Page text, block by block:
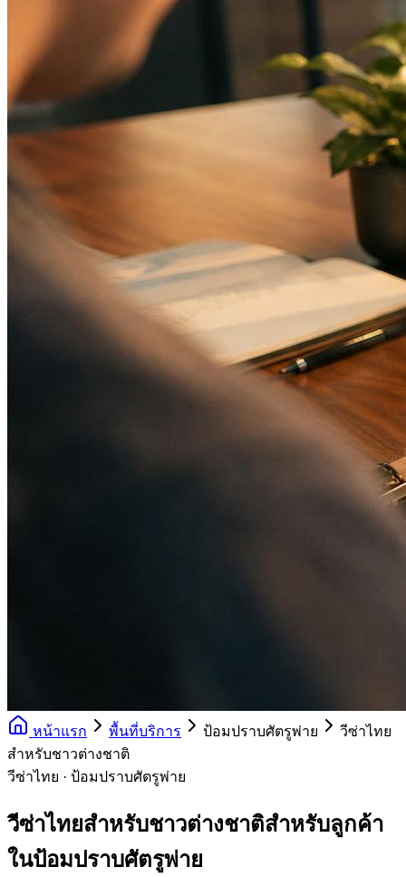
หน้าแรก พื้นที่บริการ ป้อมปราบศัตรูพ่าย
วีซ่าไทย
สำหรับชาวต่างชาติ
วีซ่าไทย · ป้อมปราบศัตรูพ่าย
วีซ่าไทยสำหรับชาวต่างชาติสำหรับลูกค้า
ในป้อมปราบศัตรูพ่าย